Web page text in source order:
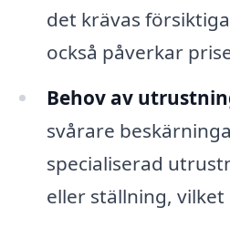
det krävas
också påverkar
Behov av
svårare
specialiserad
eller ställning,